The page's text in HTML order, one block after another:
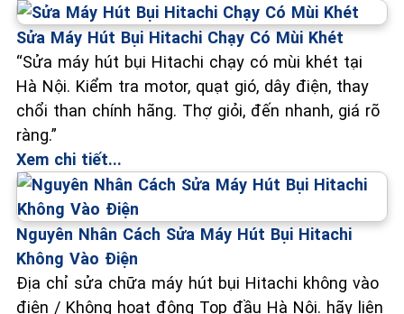
Sửa Máy Hút Bụi Hitachi Chạy Có Mùi Khét
“Sửa máy hút bụi Hitachi chạy có mùi khét tại
Hà Nội. Kiểm tra motor, quạt gió, dây điện, thay
chổi than chính hãng. Thợ giỏi, đến nhanh, giá rõ
ràng.”
Xem chi tiết...
Nguyên Nhân Cách Sửa Máy Hút Bụi Hitachi
Không Vào Điện
Địa chỉ sửa chữa máy hút bụi Hitachi không vào
điện / Không hoạt động Top đầu Hà Nội. hãy liên